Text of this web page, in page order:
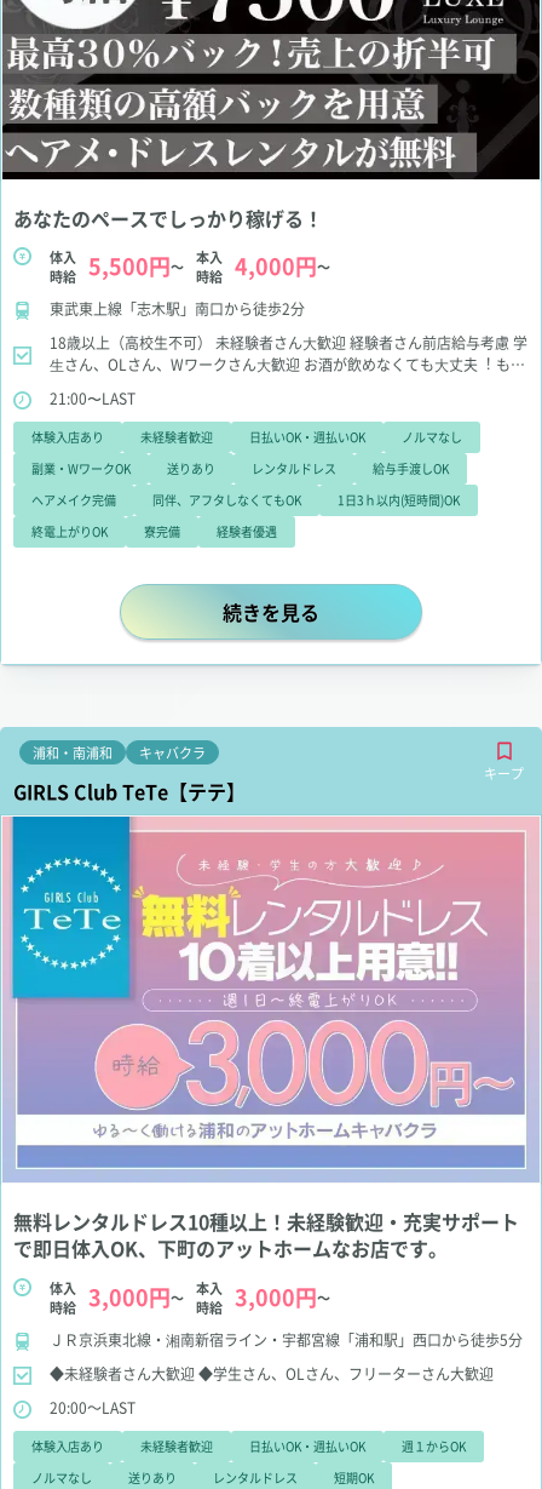
あなたのペースでしっかり稼げる！
体入
時給
5,500円～
本入
時給
4,000円～
東武東上線「志木駅」南口から徒歩2分
18歳以上（高校生不可）
未経験者さん⼤歓迎 経験者さん前店給与考慮 学
⽣さん、OLさん、Wワークさん⼤歓迎 お酒が飲めなくても⼤丈夫︕ もち
21:00〜LAST
体験入店あり 未経験者歓迎 日払いOK・週払いOK
ノルマなし
副業・WワークOK
送りあり レンタルドレス
給与手渡しOK
ヘアメイク完備
同伴、アフタしなくてもOK
1日3ｈ以内(短時間)OK
終電上がりOK
寮完備 経験者優遇
あなたのペースでしっかり稼げる！
続きを見る
浦和・南浦和
キャバクラ
キープ
GIRLS Club TeTe【テテ】
無料レンタルドレス10種以上！未経験歓迎・充実サポート
で即日体入OK、下町のアットホームなお店です。
体入
時給
3,000円～
本入
時給
3,000円～
ＪＲ京浜東北線・湘南新宿ライン・宇都宮線「浦和駅」西口から徒歩5分
◆未経験者さん大歓迎 ◆学生さん、OLさん、フリーターさん大歓迎
20:00～LAST
体験入店あり 未経験者歓迎 日払いOK・週払いOK
週１からOK
ノルマなし
送りあり レンタルドレス
短期OK